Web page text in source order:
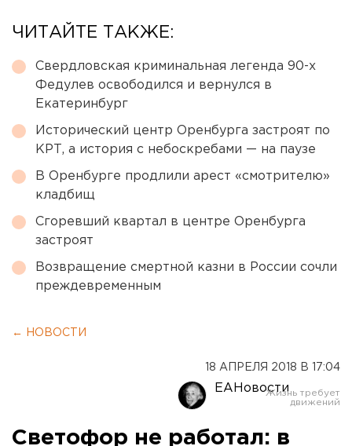
ЧИТАЙТЕ ТАКЖЕ:
Свердловская криминальная легенда 90-х
Федулев освободился и вернулся в
Екатеринбург
Исторический центр Оренбурга застроят по
КРТ, а история с небоскребами — на паузе
В Оренбурге продлили арест «смотрителю»
кладбищ
Сгоревший квартал в центре Оренбурга
застроят
Возвращение смертной казни в России сочли
преждевременным
← НОВОСТИ
18 АПРЕЛЯ 2018 В 17:04
ЕАНовости
Светофор не работал: в